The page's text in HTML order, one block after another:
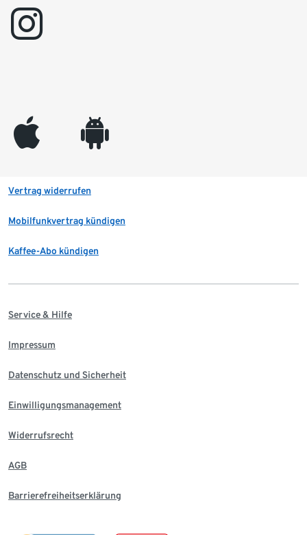
instagram
appleinc android
Vertrag widerrufen
Mobilfunkvertrag kündigen
Kaffee-Abo kündigen
Service & Hilfe
Impressum
Datenschutz und Sicherheit
Einwilligungsmanagement
Widerrufsrecht
AGB
Barrierefreiheitserklärung